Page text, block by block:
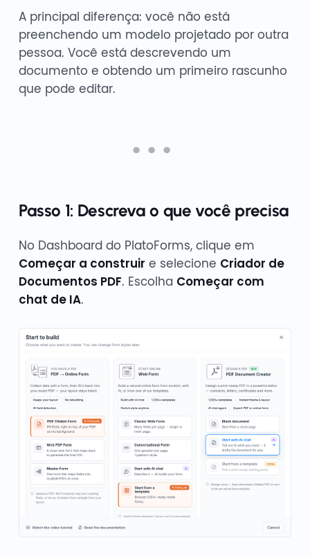
A principal diferença: você não está
preenchendo um modelo projetado por outra
pessoa. Você está descrevendo um
documento e obtendo um primeiro rascunho
que pode editar.
Passo 1: Descreva o que você precisa
No Dashboard do PlatoForms, clique em
Começar a construir e selecione Criador de
Documentos PDF. Escolha Começar com
chat de IA.